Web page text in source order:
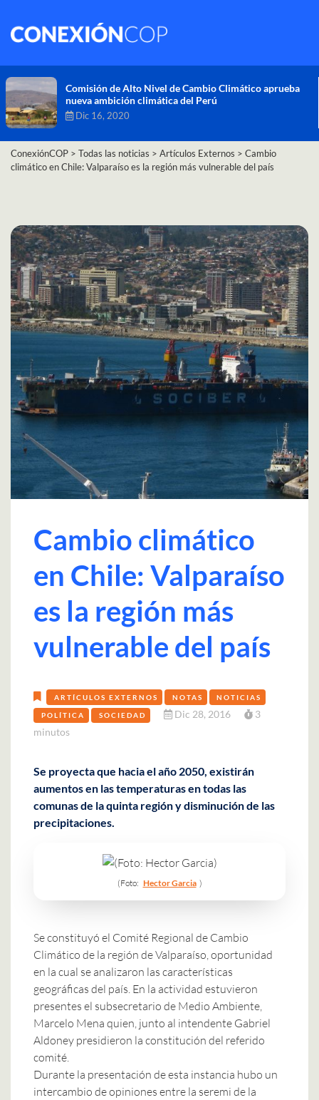
Comisión de Alto Nivel de Cambio Climático aprueba
nueva ambición climática del Perú
Dic 16, 2020
ConexiónCOP > Todas las noticias > Artículos Externos > Cambio
climático en Chile: Valparaíso es la región más vulnerable del país
Cambio climático
en Chile: Valparaíso
es la región más
vulnerable del país
ARTÍCULOS EXTERNOS NOTAS NOTICIAS
POLÍTICA SOCIEDAD Dic 28, 2016
3
minutos
Se proyecta que hacia el año 2050, existirán
aumentos en las temperaturas en todas las
comunas de la quinta región y disminución de las
precipitaciones.
(Foto: Hector Garcia )
Se constituyó el Comité Regional de Cambio
Climático de la región de Valparaíso, oportunidad
en la cual se analizaron las características
geográficas del país. En la actividad estuvieron
presentes el subsecretario de Medio Ambiente,
Marcelo Mena quien, junto al intendente Gabriel
Aldoney presidieron la constitución del referido
comité.
Durante la presentación de esta instancia hubo un
intercambio de opiniones entre la seremi de la